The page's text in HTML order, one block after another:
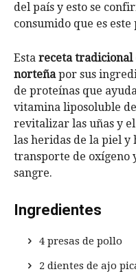
del país y esto se
consumido que es
Esta receta tradicional
norteñapor sus
de proteínas que
vitamina liposoluble
revitalizar las uñas y
las heridas de la piel
transporte de oxígeno
sangre.
Ingredientes
4 presas de pollo
2 dientes de ajo